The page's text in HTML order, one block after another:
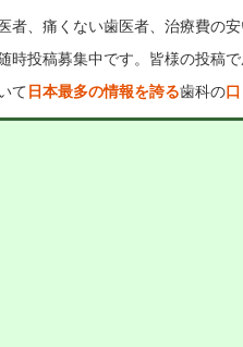
者、痛くない歯医者、治療費の
時投稿募集中です。皆様の投稿で
て 日本最多の情報を誇る歯科の